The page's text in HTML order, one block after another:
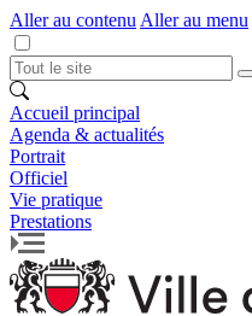
Aller au contenu Aller au menu
Accueil principal
Agenda & actualités
Portrait
Officiel
Vie pratique
Prestations